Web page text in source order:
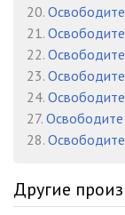
Глава 739
Глава 740
Глава 741
Глава 742
Глава 744
20.
21.
22.
23.
24.
27. Освободите
28. Освободите
Другие